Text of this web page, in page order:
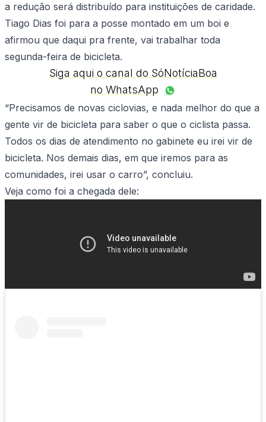
a redução será distribuído para instituições de caridade.
Tiago Dias foi para a posse montado em um boi e
afirmou que daqui pra frente, vai trabalhar toda
segunda-feira de bicicleta.
Siga aqui o canal do SóNotíciaBoa
no WhatsApp
“Precisamos de novas ciclovias, e nada melhor do que a
gente vir de bicicleta para saber o que o ciclista passa.
Todos os dias de atendimento no gabinete eu irei vir de
bicicleta. Nos demais dias, em que iremos para as
comunidades, irei usar o carro”, concluiu.
Veja como foi a chegada dele: